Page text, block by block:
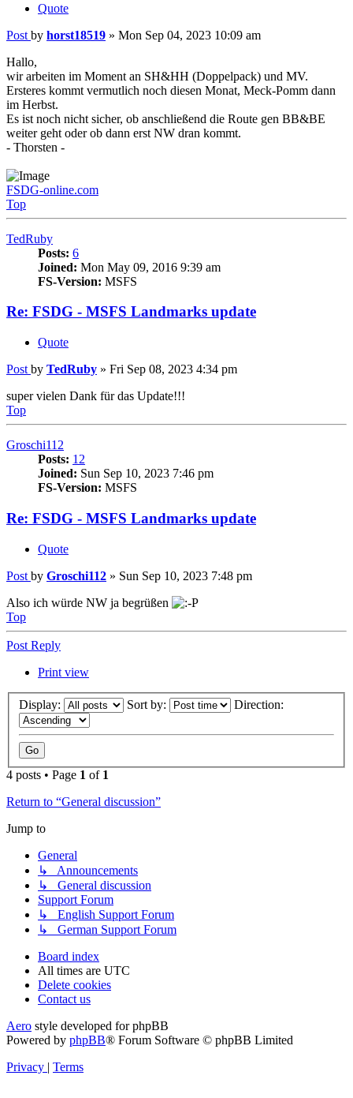
Quote
Post by horst18519 » Mon Sep 04, 2023 10:09 am
Hallo,
wir arbeiten im Moment an SH&HH (Doppelpack) und MV.
Ersteres kommt vermutlich noch diesen Monat, Meck-Pomm dann
im Herbst.
Es ist noch nicht sicher, ob anschließend die Route gen BB&BE
weiter geht oder ob dann erst NW dran kommt.
- Thorsten -
FSDG-online.com
Top
TedRuby
Posts: 6
Joined: Mon May 09, 2016 9:39 am
FS-Version: MSFS
Re: FSDG - MSFS Landmarks update
Quote
Post by TedRuby » Fri Sep 08, 2023 4:34 pm
super vielen Dank für das Update!!!
Top
Groschi112
Posts: 12
Joined: Sun Sep 10, 2023 7:46 pm
FS-Version: MSFS
Re: FSDG - MSFS Landmarks update
Quote
Post by Groschi112 » Sun Sep 10, 2023 7:48 pm
Also ich würde NW ja begrüßen
Top
Post Reply
Print view
Display: Sort by: Direction:
4 posts • Page 1 of 1
Return to “General discussion”
Jump to
General
↳ Announcements
↳ General discussion
Support Forum
↳ English Support Forum
↳ German Support Forum
Board index
All times are UTC
Delete cookies
Contact us
Aero style developed for phpBB
Powered by phpBB® Forum Software © phpBB Limited
Privacy | Terms